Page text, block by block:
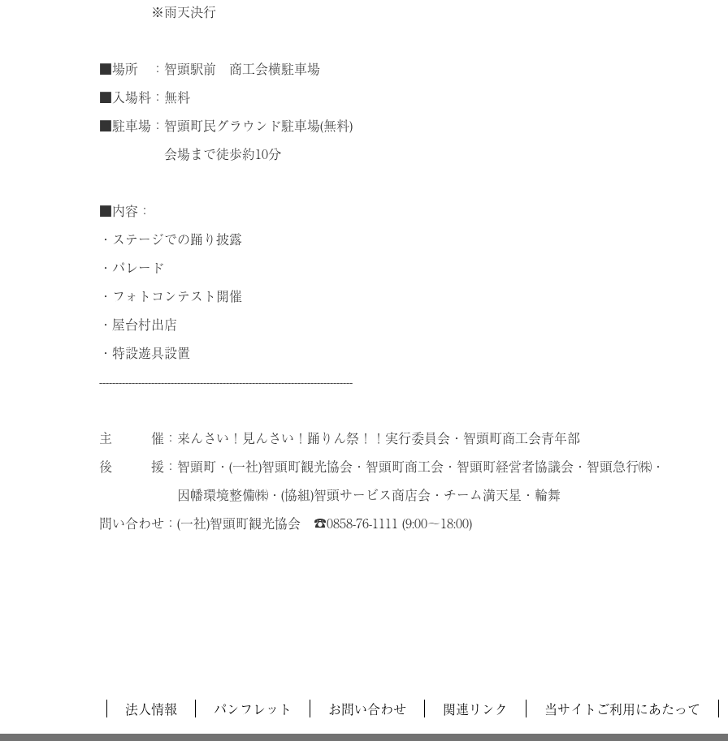
※雨天決行
■場所 ：智頭駅前 商工会横駐車場
■入場料：無料
■駐車場：智頭町民グラウンド駐車場(無料)
会場まで徒歩約10分
■内容：
・ステージでの踊り披露
・パレード
・フォトコンテスト開催
・屋台村出店
・特設遊具設置
------------------------------------------------------------------------------
主 催：来んさい！見んさい！踊りん祭！！実行委員会・智頭町商工会青年部
後 援：智頭町・(一社)智頭町観光協会・智頭町商工会・智頭町経営者協議会・智頭急行㈱・
因幡環境整備㈱・(協組)智頭サービス商店会・チーム満天星・輪舞
問い合わせ：(一社)智頭町観光協会 ☎0858-76-1111 (9:00～18:00)
法人情報 パンフレット お問い合わせ 関連リンク 当サイトご利用にあたって